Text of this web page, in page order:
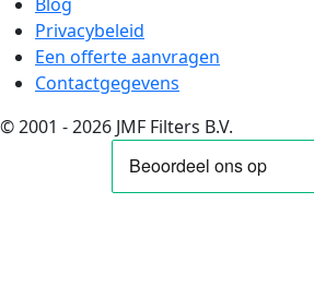
Blog
Privacybeleid
Een offerte aanvragen
Contactgegevens
© 2001 - 2026 JMF Filters B.V.